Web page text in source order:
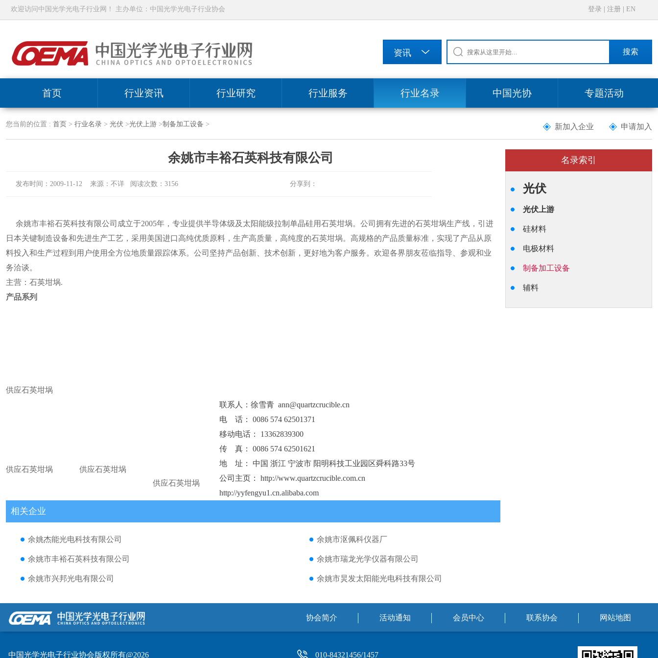
欢迎访问中国光学光电子行业网！ 主办单位：中国光学光电子行业协会 登录 注册 EN
搜索
首页 行业资讯 行业研究 行业服务 行业名录 中国光协 专题活动
您当前的位置 : 首页 > 行业名录 > 光伏 >光伏上游 >制备加工设备 > 新加入企业 申请加入
余姚市丰裕石英科技有限公司
发布时间：2009-11-12 来源：不详 阅读次数：3156 分享到：
余姚市丰裕石英科技有限公司成立于2005年，专业提供半导体级及太阳能级拉制单晶硅用石英坩埚。公司拥有先进的石英坩埚生产线，引进
日本关键制造设备和先进生产工艺，采用美国进口高纯优质原料，生产高质量，高纯度的石英坩埚。高规格的产品质量标准，实现了产品从原
料投入和生产过程到用户使用全方位地质量跟踪体系。公司坚持产品创新、技术创新，更好地为客户服务。欢迎各界朋友莅临指导、参观和业
务洽谈。
主营：石英坩埚.
产品系列
供应石英坩埚
供应石英坩埚
供应石英坩埚
供应石英坩埚
联系人：徐雪青 ann@quartzcrucible.cn
电 话： 0086 574 62501371
移动电话： 13362839300
传 真： 0086 574 62501621
地 址： 中国 浙江 宁波市 阳明科技工业园区舜科路33号
公司主页： http://www.quartzcrucible.com.cn
http://yyfengyu1.cn.alibaba.com
相关企业
余姚杰能光电科技有限公司 余姚市沤佩科仪器厂
余姚市丰裕石英科技有限公司 余姚市瑞龙光学仪器有限公司
余姚市兴邦光电有限公司 余姚市炅发太阳能光电科技有限公司
名录索引
光伏
光伏上游
硅材料
电极材料
制备加工设备
辅料
协会简介 活动通知 会员中心 联系协会 网站地图
中国光学光电子行业协会版权所有@2026 010-84321456/1457